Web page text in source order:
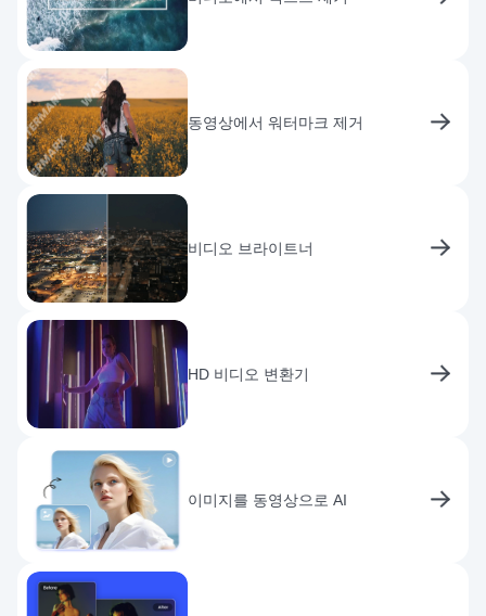
동영상에서 워터마크 제거
비디오 브라이트너
HD 비디오 변환기
이미지를 동영상으로 AI